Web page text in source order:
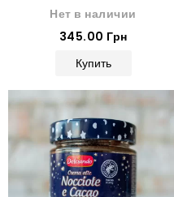
Нет в наличии
345.00 Грн
Купить